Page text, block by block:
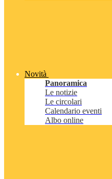
Novità
Panoramica
Le notizie
Le circolari
Calendario eventi
Albo online